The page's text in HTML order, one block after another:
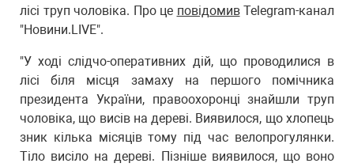
лісі труп чоловіка. Про це повідомивTelegram-канал
"Новини.LIVE".
"У ході слідчо-оперативних дій, що проводилися в
лісі біля місця замаху на першого помічника
президента України, правоохоронці знайшли труп
чоловіка, що висів на дереві. Виявилося, що хлопець
зник кілька місяців тому під час велопрогулянки.
Тіло висіло на дереві. Пізніше виявилося, що воно